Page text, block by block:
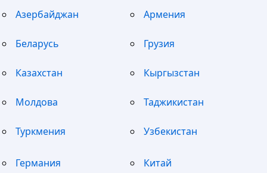
Азербайджан Армения
Беларусь Грузия
Казахстан Кыргызстан
Молдова Таджикистан
Туркмения Узбекистан
Германия Китай